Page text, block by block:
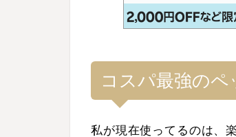
コスパ最強のペ
私が現在使ってるのは、